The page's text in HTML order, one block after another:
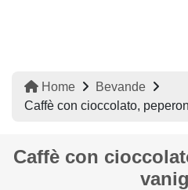
Home
Bevande
Caffè con cioccolato,
Caffè con